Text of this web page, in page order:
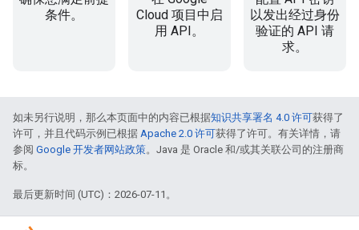
条件。
Cloud 项目中启
用 API。
以发出经过身份
验证的 API 请
求。
如未另行说明，那么本页面中的内容已根据知识共享署名 4.0 许可获得了
许可，并且代码示例已根据 Apache 2.0 许可获得了许可。有关详情，请
参阅 Google 开发者网站政策。Java 是 Oracle 和/或其关联公司的注册商
标。
最后更新时间 (UTC)：2026-07-11。